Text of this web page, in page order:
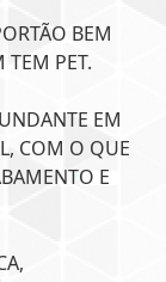
BEM
TEM PET.
EM
COM O QUE
E